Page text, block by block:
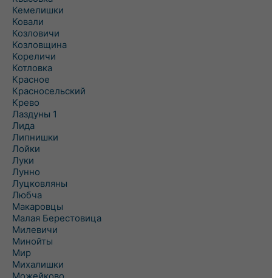
Кемелишки
Ковали
Козловичи
Козловщина
Кореличи
Котловка
Красное
Красносельский
Крево
Лаздуны 1
Лида
Липнишки
Лойки
Луки
Лунно
Луцковляны
Любча
Макаровцы
Малая Берестовица
Милевичи
Минойты
Мир
Михалишки